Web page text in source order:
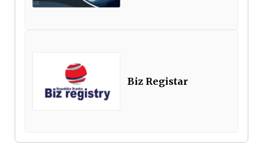
Biz Registar